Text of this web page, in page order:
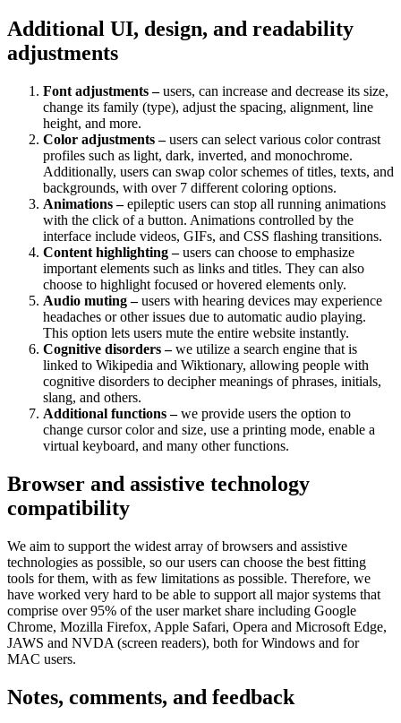
Additional UI, design, and readability
adjustments
Font adjustments –users, can increase and decrease its size,
change its family (type), adjust the spacing, alignment, line
height, and more.
Color adjustments –users can select various color contrast
profiles such as light, dark, inverted, and monochrome.
Additionally, users can swap color schemes of titles, texts, and
backgrounds, with over 7 different coloring options.
Animations –epileptic users can stop all running animations
with the click of a button. Animations controlled by the
interface include videos, GIFs, and CSS flashing transitions.
Content highlighting –users can choose to emphasize
important elements such as links and titles. They can also
choose to highlight focused or hovered elements only.
Audio muting –users with hearing devices may experience
headaches or other issues due to automatic audio playing.
This option lets users mute the entire website instantly.
Cognitive disorders –we utilize a search engine that is
linked to Wikipedia and Wiktionary, allowing people with
cognitive disorders to decipher meanings of phrases, initials,
slang, and others.
Additional functions –we provide users the option to
change cursor color and size, use a printing mode, enable a
virtual keyboard, and many other functions.
Browser and assistive technology
compatibility
We aim to support the widest array of browsers and assistive
technologies as possible, so our users can choose the best fitting
tools for them, with as few limitations as possible. Therefore, we
have worked very hard to be able to support all major systems that
comprise over 95% of the user market share including Google
Chrome, Mozilla Firefox, Apple Safari, Opera and Microsoft Edge,
JAWS and NVDA (screen readers), both for Windows and for
MAC users.
Notes, comments, and feedback